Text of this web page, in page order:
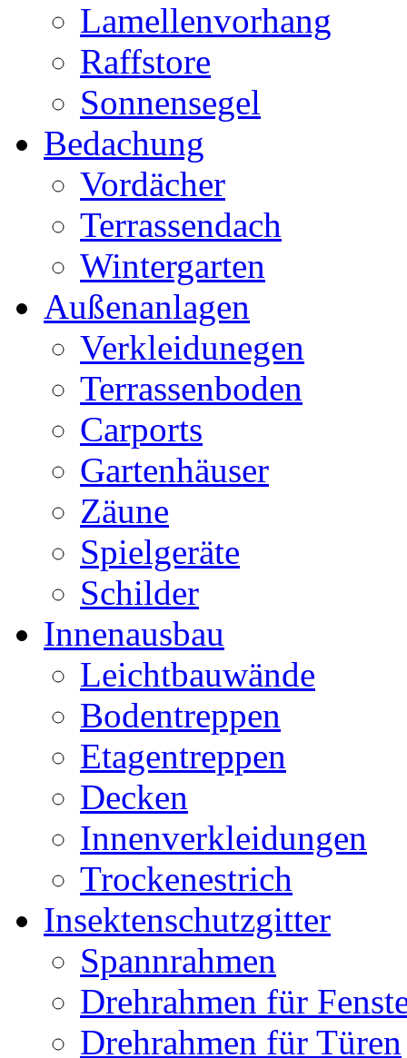
Lamellenvorhang
Raffstore
Sonnensegel
Bedachung
Vordächer
Terrassendach
Wintergarten
Außenanlagen
Verkleidunegen
Terrassenboden
Carports
Gartenhäuser
Zäune
Spielgeräte
Schilder
Innenausbau
Leichtbauwände
Bodentreppen
Etagentreppen
Decken
Innenverkleidungen
Trockenestrich
Insektenschutzgitter
Spannrahmen
Drehrahmen für
Drehrahmen für Türen